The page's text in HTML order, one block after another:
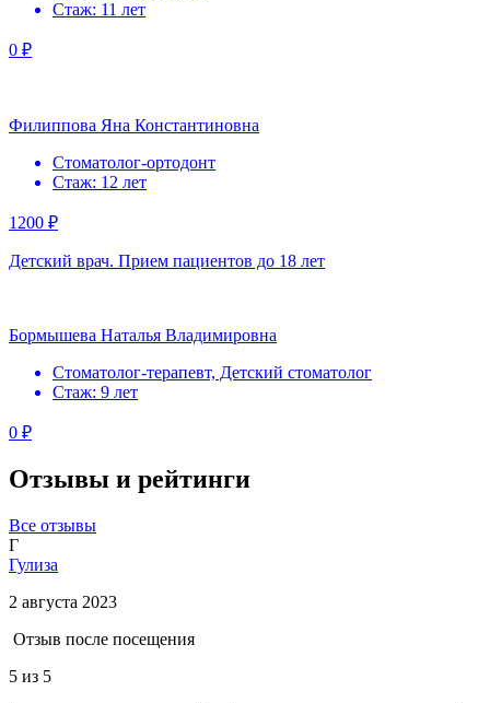
Стаж: 11 лет
0 ₽
Филиппова Яна Константиновна
Стоматолог-ортодонт
Стаж: 12 лет
1200 ₽
Детский врач. Прием пациентов до 18 лет
Бормышева Наталья Владимировна
Стоматолог-терапевт, Детский стоматолог
Стаж: 9 лет
0 ₽
Отзывы и рейтинги
Все отзывы
Г
Гулиза
2 августа 2023
Отзыв после посещения
5 из 5